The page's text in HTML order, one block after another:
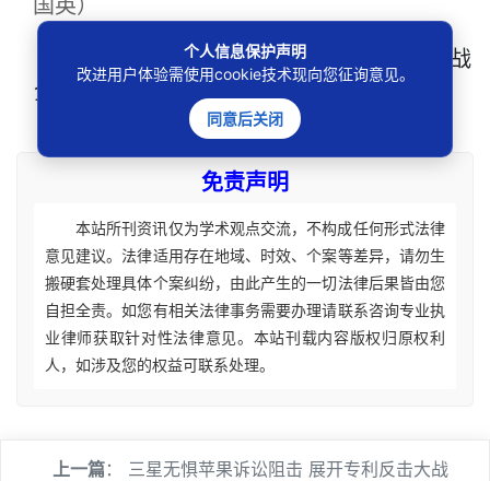
国英）
苹果 三星
专利大战
企业竞争
免责声明
本站所刊资讯仅为学术观点交流，不构成任何形式法律
意见建议。法律适用存在地域、时效、个案等差异，请勿生
搬硬套处理具体个案纠纷，由此产生的一切法律后果皆由您
自担全责。如您有相关法律事务需要办理请联系咨询专业执
业律师获取针对性法律意见。本站刊载内容版权归原权利
人，如涉及您的权益可联系处理。
上一篇： 三星无惧苹果诉讼阻击 展开专利反击大战
个人信息保护声明
改进用户体验需使用cookie技术现向您征询意见。
同意后关闭